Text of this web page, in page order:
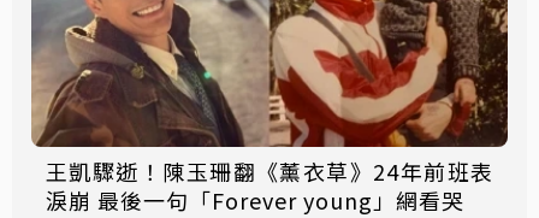
王凱驟逝！陳玉珊翻《薰衣草》24年前班表
淚崩 最後一句「Forever young」網看哭